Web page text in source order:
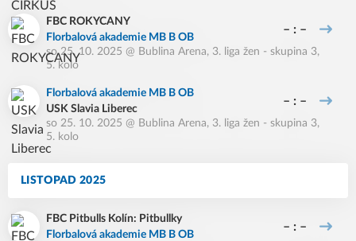
FBC ROKYCANY
Florbalová akademie MB B OB
– : –
so 25. 10. 2025 @ Bublina Arena, 3. liga žen - skupina 3,
5. kolo
Florbalová akademie MB B OB
USK Slavia Liberec
– : –
so 25. 10. 2025 @ Bublina Arena, 3. liga žen - skupina 3,
5. kolo
LISTOPAD 2025
FBC Pitbulls Kolín: Pitbullky
Florbalová akademie MB B OB
– : –